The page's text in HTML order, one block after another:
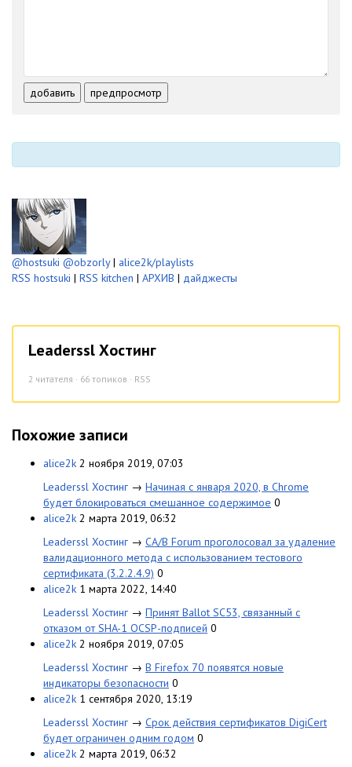
-
-
-
добавить предпросмотр
@hostsuki @obzorly| alice2k/playlists
RSS hostsuki | RSS kitchen | АРХИВ | дайджесты
Leaderssl Хостинг
2 читателя · 66 топиков · RSS
Похожие записи
alice2k 2 ноября 2019, 07:03
Leaderssl Хостинг → Начиная с января 2020, в Chrome
будет блокироваться смешанное содержимое 0
alice2k 2 марта 2019, 06:32
Leaderssl Хостинг → CA/B Forum проголосовал за удаление
валидационного метода с использованием тестового
сертификата (3.2.2.4.9) 0
alice2k 1 марта 2022, 14:40
Leaderssl Хостинг → Принят Ballot SC53, связанный с
отказом от SHA-1 OCSP-подписей 0
alice2k 2 ноября 2019, 07:05
Leaderssl Хостинг → В Firefox 70 появятся новые
индикаторы безопасности 0
alice2k 1 сентября 2020, 13:19
Leaderssl Хостинг → Срок действия сертификатов DigiCert
будет ограничен одним годом 0
alice2k 2 марта 2019, 06:32